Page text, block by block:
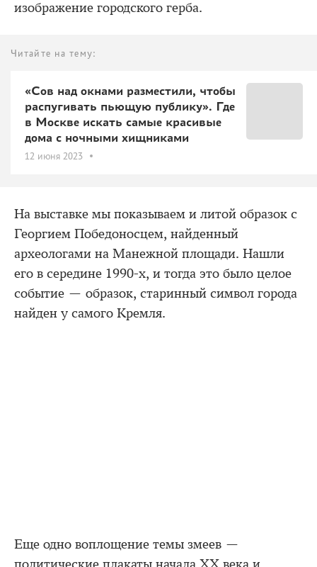
изображение городского герба.
Читайте на тему:
«Сов над окнами разместили, чтобы
распугивать пьющую публику». Где
в Москве искать самые красивые
дома с ночными хищниками
12 июня 2023
На выставке мы показываем и литой образок с
Георгием Победоносцем, найденный
археологами на Манежной площади. Нашли
его в середине 1990-х, и тогда это было целое
событие — образок, старинный символ города
найден у самого Кремля.
Еще одно воплощение темы змеев —